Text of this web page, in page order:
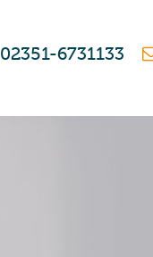
02351-6731133